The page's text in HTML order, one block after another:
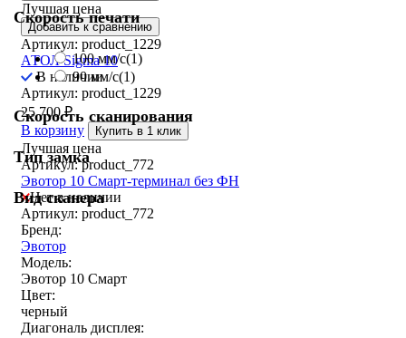
Скорость печати
100 мм/с(1)
90 мм/с(1)
Скорость сканирования
Тип замка
Вид сканера
Лучшая цена
Добавить к сравнению
Артикул: product_1229
АТОЛ Sigma 10
В наличии
Артикул: product_1229
25 700₽
В корзину
Купить в 1 клик
Лучшая цена
Артикул: product_772
Эвотор 10 Смарт-терминал без ФН
Нет в наличии
Артикул: product_772
Бренд:
Эвотор
Модель:
Эвотор 10 Смарт
Цвет:
черный
Диагональ дисплея: